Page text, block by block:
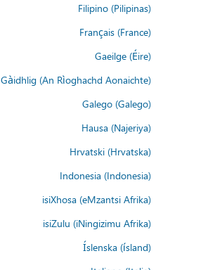
Filipino (Pilipinas)
Français (France)
Gaeilge (Éire)
Gàidhlig (An Rìoghachd Aonaichte)
Galego (Galego)
Hausa (Najeriya)
Hrvatski (Hrvatska)
Indonesia (Indonesia)
isiXhosa (eMzantsi Afrika)
isiZulu (iNingizimu Afrika)
Íslenska (ísland)